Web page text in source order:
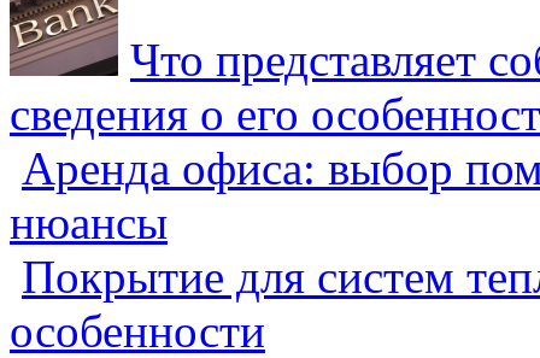
Что представляет
сведения о его
Аренда офиса: выбор
нюансы
Покрытие для систем
особенности